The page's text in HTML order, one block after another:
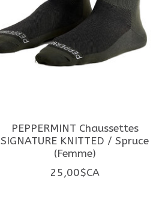
PEPPERMINT Chaussettes
SIGNATURE KNITTED / Spruce
(Femme)
25,00$CA